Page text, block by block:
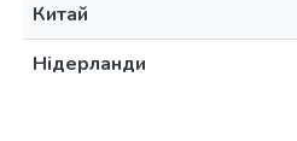
Китай
Нідерланди